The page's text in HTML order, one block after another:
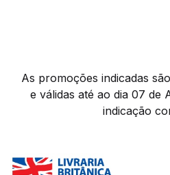
As promoções indicadas
e válidas até ao dia 07 de
indicação